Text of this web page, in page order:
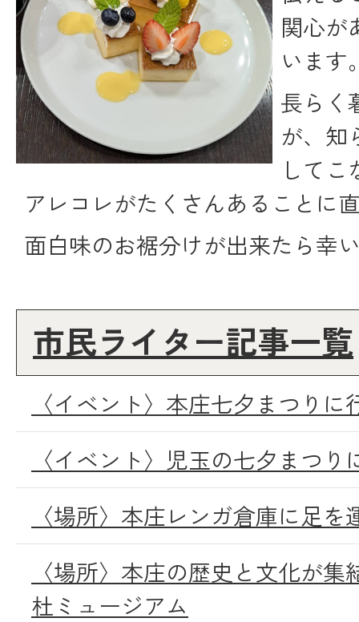
関心が
います
長らく
が、知
して
アレコレがたくさんあることに
面白味のお裾分けが出来たら幸
市民ライター記事一覧
〈イベント〉本庄七夕まつりに
〈イベント〉児玉の七夕まつ
〈場所〉本庄レンガ倉庫に足
〈場所〉本庄の歴史と文化が
杜ミュージアム